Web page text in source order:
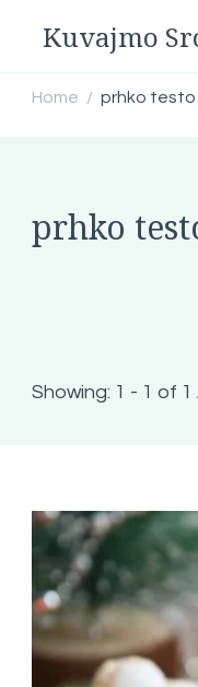
Kuvajmo
Home / prhko testo
prhko
Showing: 1 - 1 of